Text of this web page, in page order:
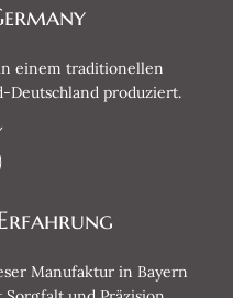
einem traditionellen
Deutschland produziert.
Manufaktur in Bayern